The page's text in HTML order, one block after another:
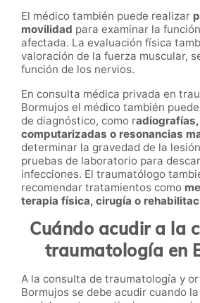
El médico también puede realizar
movilidad para examinar la
afectada. La evaluación física
valoración de la fuerza muscular,
función de los nervios.
En consulta médica privada en
Bormujos el médico también
de diagnóstico, como r
computarizadas o resonancias
determinar la gravedad de la
pruebas de laboratorio para
infecciones. El traumatólogo
recomendar tratamientos como
terapia física, cirugía o
Cuándo acudir a la
traumatología en
A la consulta de traumatología y
Bormujos se debe acudir cuando